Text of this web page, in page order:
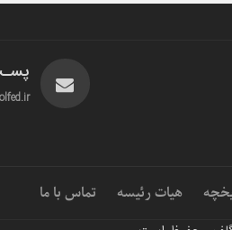
هیات رئیسه تماس با ما